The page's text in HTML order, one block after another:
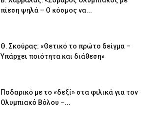
πίεση ψηλά – Ο κόσμος να...
Θ. Σκούρας: «Θετικό το πρώτο δείγμα –
Υπάρχει ποιότητα και διάθεση»
Ποδαρικό με το «δεξί» στα φιλικά για τον
Ολυμπιακό Βόλου –...